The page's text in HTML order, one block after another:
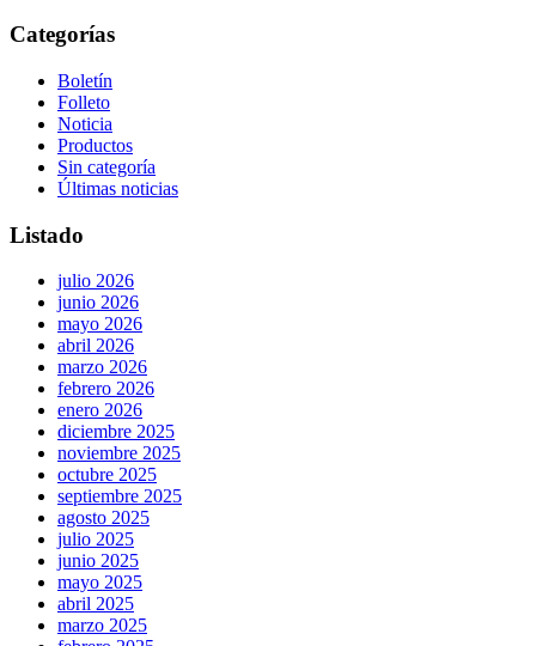
Categorías
Boletín
Folleto
Noticia
Productos
Sin categoría
Últimas noticias
Listado
julio 2026
junio 2026
mayo 2026
abril 2026
marzo 2026
febrero 2026
enero 2026
diciembre 2025
noviembre 2025
octubre 2025
septiembre 2025
agosto 2025
julio 2025
junio 2025
mayo 2025
abril 2025
marzo 2025